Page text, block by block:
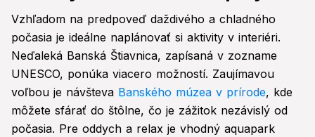
Vzhľadom na predpoveď daždivého a chladného
počasia je ideálne naplánovať si aktivity v interiéri.
Neďaleká Banská Štiavnica, zapísaná v zozname
UNESCO, ponúka viacero možností. Zaujímavou
voľbou je návšteva Banského múzea v prírode, kde
môžete sfárať do štôlne, čo je zážitok nezávislý od
počasia. Pre oddych a relax je vhodný aquapark